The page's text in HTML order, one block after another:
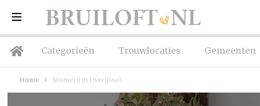
Categorieën Trouwlocaties Gemeenten
Home Stomerij in Overijssel